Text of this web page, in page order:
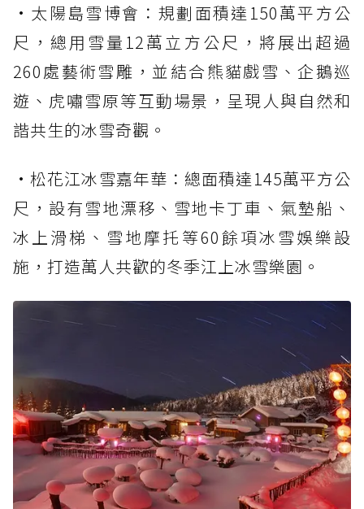
•太陽島雪博會：規劃面積達150萬平方公
尺，總用雪量12萬立方公尺，將展出超過
260處藝術雪雕，並結合熊貓戲雪、企鵝巡
遊、虎嘯雪原等互動場景，呈現人與自然和
諧共生的冰雪奇觀。
•松花江冰雪嘉年華：總面積達145萬平方公
尺，設有雪地漂移、雪地卡丁車、氣墊船、
冰上滑梯、雪地摩托等60餘項冰雪娛樂設
施，打造萬人共歡的冬季江上冰雪樂園。